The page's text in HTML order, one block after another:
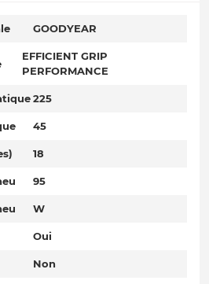
GOODYEAR
EFFICIENT GRIP
PERFORMANCE
225
45
18
95
W
Oui
Non